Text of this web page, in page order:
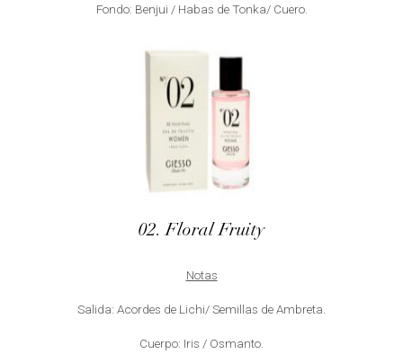
Fondo: Benjui / Habas de Tonka/ Cuero.
02. Floral Fruity
Notas
Salida: Acordes de Lichi/ Semillas de Ambreta.
Cuerpo: Iris / Osmanto.